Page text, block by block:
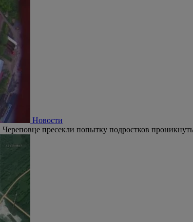
Новости
пресекли попытку подростков